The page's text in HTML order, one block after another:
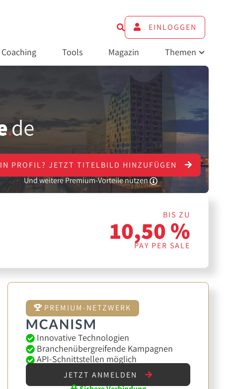
EINLOGGEN
Coaching Tools Magazin Themen
PROFIL? JETZT TITELBILD HINZUFÜGEN
Und weitere Premium-Vorteile nutzen
BIS ZU
10,50 %
PAY PER SALE
PREMIUM-NETZWERK
Innovative Technologien
Branchenübergreifende Kampagnen
API-Schnittstellen möglich
JETZT ANMELDEN